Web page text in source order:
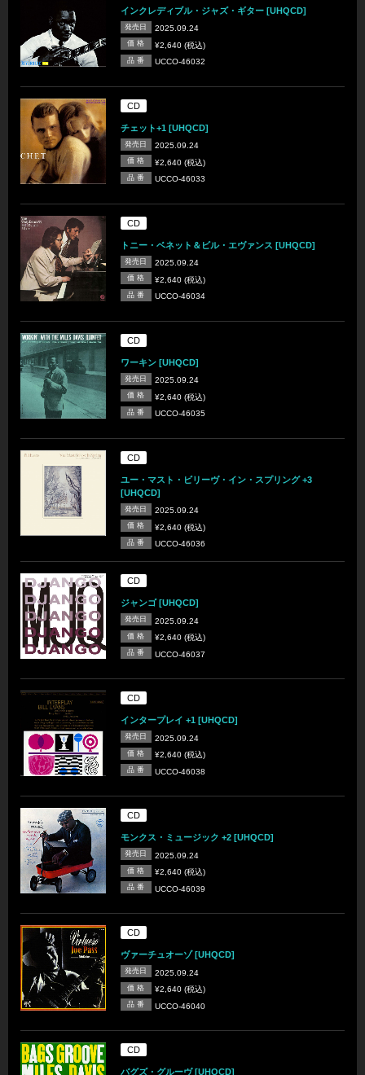
インクレディブル・ジャズ・ギター [UHQCD]
発売日 2025.09.24
価 格 ¥2,640 (税込)
品 番 UCCO-46032
CD
チェット+1 [UHQCD]
発売日 2025.09.24
価 格 ¥2,640 (税込)
品 番 UCCO-46033
CD
トニー・ベネット＆ビル・エヴァンス [UHQCD]
発売日 2025.09.24
価 格 ¥2,640 (税込)
品 番 UCCO-46034
CD
ワーキン [UHQCD]
発売日 2025.09.24
価 格 ¥2,640 (税込)
品 番 UCCO-46035
CD
ユー・マスト・ビリーヴ・イン・スプリング +3
[UHQCD]
発売日 2025.09.24
価 格 ¥2,640 (税込)
品 番 UCCO-46036
CD
ジャンゴ [UHQCD]
発売日 2025.09.24
価 格 ¥2,640 (税込)
品 番 UCCO-46037
CD
インタープレイ +1 [UHQCD]
発売日 2025.09.24
価 格 ¥2,640 (税込)
品 番 UCCO-46038
CD
モンクス・ミュージック +2 [UHQCD]
発売日 2025.09.24
価 格 ¥2,640 (税込)
品 番 UCCO-46039
CD
ヴァーチュオーゾ [UHQCD]
発売日 2025.09.24
価 格 ¥2,640 (税込)
品 番 UCCO-46040
CD
バグズ・グルーヴ [UHQCD]